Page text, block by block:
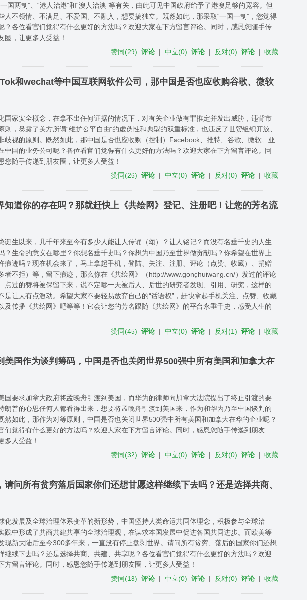
国两制”、“港人治港”和“澳人治澳”等有关，由此可见中国政府给予了港澳足够的宽容。但
人不领情、不满足、不爱国、不融入，想要搞独立。既然如此，那采取“一国一制”，您觉得
？各位看官们觉得有什么更好的方法吗？欢迎大家在下方留言评论。同时，感恩您随手传
圈，让更多人受益！
赞同(29) 评论 |中立(0) 评论 | 反对(0) 评论 |收藏
和wechat等中国互联网软件公司，那中国是否也应收购谷歌、微软
国家安全概念，在拿不出任何证据的情况下，对有关企业做有罪推定并发出威胁，违背市
则，暴露了美方所谓“维护公平自由”的虚伪性和典型的双重标准，也违反了世贸组织开放、
歧视的原则。既然如此，那中国是否也应收购（控制）Facebook、推特、谷歌、微软、亚
中国的业务公司呢？各位看官们觉得有什么更好的方法吗？欢迎大家在下方留言评论。同
您随手传递到朋友圈，让更多人受益！
赞同(26) 评论 |中立(0) 评论 | 反对(0) 评论 |收藏
知道你的存在吗？那就赶快上《共绘网》登记、注册吧！让您的芳名流
诞生以来，几千年来至今有多少人能让人传诵（颂）？让人铭记？而没有名垂千史的人生
？生命的意义在哪里？你想名垂千史吗？你想为中国乃至世界做贡献吗？你希望在世界上
痕迹吗？现在机会来了，马上拿起手机，登陆、关注、注册、评论（点赞、收藏）、捐赠
者不拒）等，留下痕迹，那么你在《共绘网》（http://www.gonghuiwang.cn/）发过的评论
点过的赞将被保留下来，说不定哪一天被后人、后世的研究者发现、引用、研究，这样的
是让人有点激动。希望大家不要轻易放弃自己的“话语权”，赶快拿起手机关注、点赞、收藏
及传播《共绘网》吧等等！它会让您的芳名跟随《共绘网》的平台永垂千史，感受人生的
赞同(45) 评论 |中立(0) 评论 | 反对(1) 评论 |收藏
国作为谈判筹码，中国是否也关闭世界500强中所有美国和加拿大在
国要求加拿大政府将孟晚舟引渡到美国，而华为的律师向加拿大法院提出了终止引渡的要
普的心思任何人都看得出来，想要将孟晚舟引渡到美国来，作为和华为乃至中国谈判的
然如此，那作为对等原则，中国是否也关闭世界500强中所有美国和加拿大在华的企业呢？
们觉得有什么更好的方法吗？欢迎大家在下方留言评论。同时，感恩您随手传递到朋友
多人受益！
赞同(32) 评论 |中立(0) 评论 | 反对(0) 评论 |收藏
问所有贫穷落后国家你们还想甘愿这样继续下去吗？还是选择共商、
化发展及全球治理体系变革的新形势，中国坚持人类命运共同体理念，积极参与全球治
践中形成了共商共建共享的全球治理观，在谋求本国发展中促进各国共同进步。而欧美等
现新大陆后至今300多年来，一直没有停止盘剥世界。请问所有贫穷、落后的国家你们还想
继续下去吗？还是选择共商、共建、共享呢？各位看官们觉得有什么更好的方法吗？欢迎
方留言评论。同时，感恩您随手传递到朋友圈，让更多人受益！
赞同(18) 评论 |中立(0) 评论 | 反对(0) 评论 |收藏